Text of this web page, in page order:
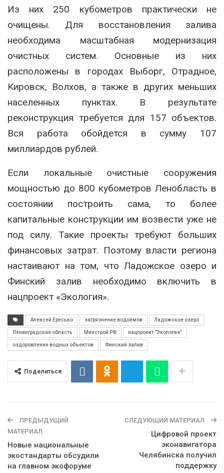
Из них 250 кубометров практически не
очищены. Для восстановления залива
необходима масштабная модернизация
очистных систем. Основные из них
расположены в городах Выборг, Отрадное,
Кировск, Волхов, а также в других меньших
населенных пунктах. В результате
реконструкция требуется для 157 объектов.
Вся работа обойдется в сумму 107
миллиардов рублей.
Если локальные очистные сооружения
мощностью до 800 кубометров Ленобласть в
состоянии построить сама, то более
капитальные конструкции им возвести уже не
под силу. Такие проекты требуют больших
финансовых затрат. Поэтому власти региона
настаивают на том, что Ладожское озеро и
Финский залив необходимо включить в
нацпроект «Экология».
Алексей Ересько загрязнение водоёмов Ладожское озеро
Ленинградская область Минстрой РФ нацпроект "Экология"
оздоровление водных объектов Финский залив
Поделиться
ПРЕДЫДУЩИЙ
МАТЕРИАЛ
Новые национальные
экостандарты обсудили
на главном экофоруме
СЛЕДУЮЩИЙ МАТЕРИАЛ
Цифровой проект
эконавигатора
Челябинска получил
поддержку